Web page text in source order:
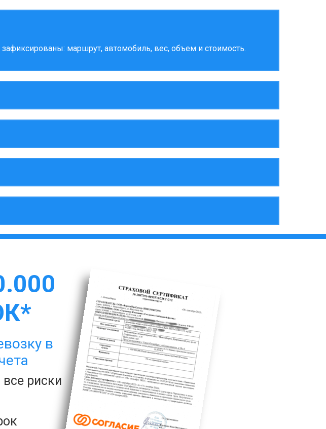
маршрут, автомобиль, вес, объем и стоимость.
в
риски